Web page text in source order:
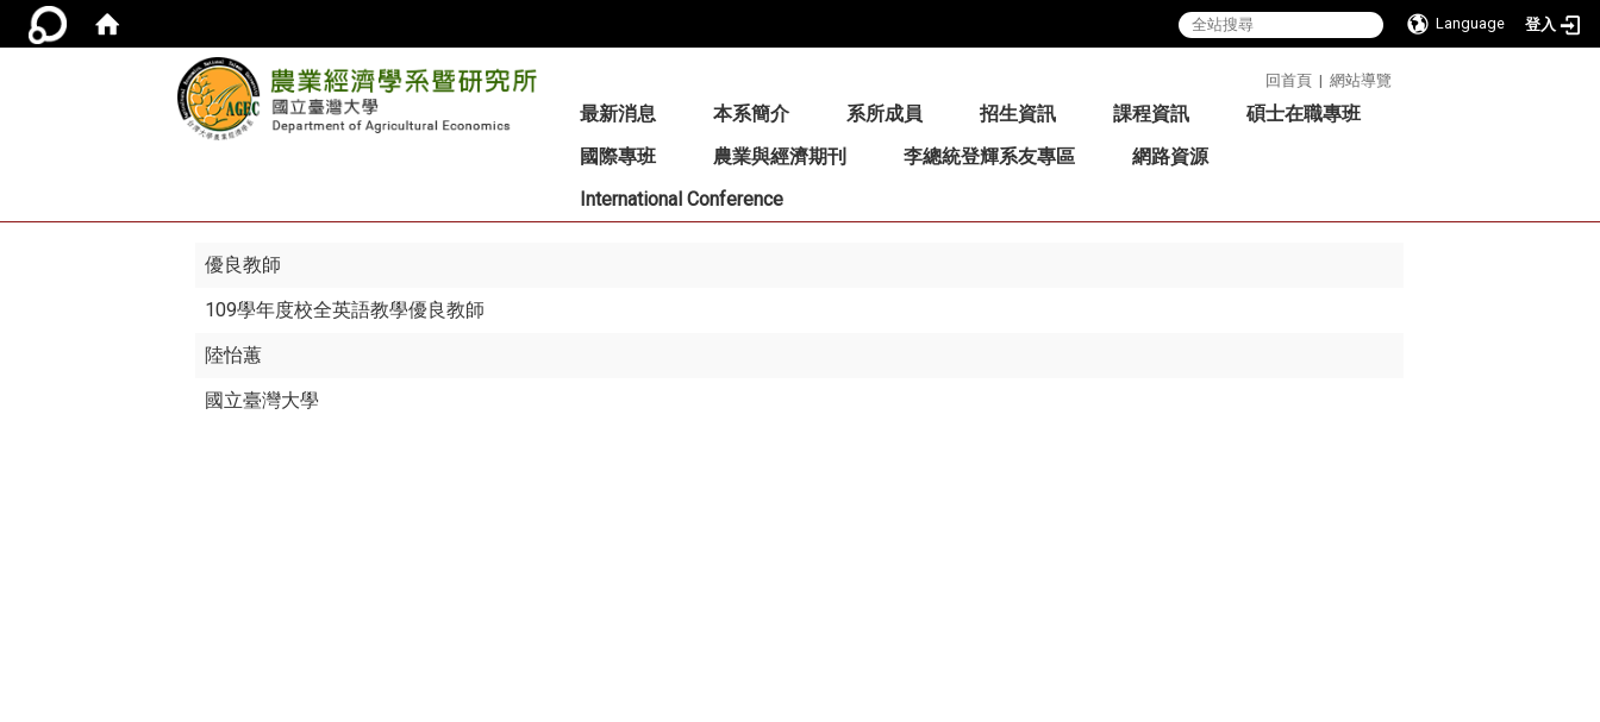
Language 登入
回首頁 | 網站導覽
最新消息 本系簡介 系所成員 招生資訊 課程資訊
碩士在職專班
國際專班
農業與經濟期刊 李總統登輝系友專區
網路資源
International Conference
優良教師
109學年度校全英語教學優良教師
陸怡蕙
國立臺灣大學